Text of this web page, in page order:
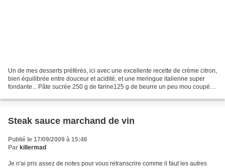
Un de mes desserts préférés, ici avec une excellente recette de crème citron,
bien équilibrée entre douceur et acidité, et une meringue italienne super
fondante... Pâte sucrée 250 g de farine125 g de beurre un peu mou coupé
Steak sauce marchand de vin
Publié le 17/09/2009 à 15:46
Par killermad
Je n'ai pris assez de notes pour vous retranscrire comme il faut les autres